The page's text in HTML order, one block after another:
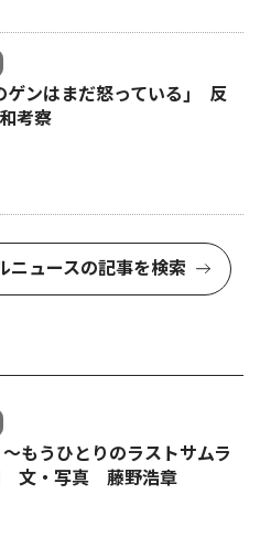
ゲンはまだ怒っている｣ 反
考察
ニュースの記事を検索
もうひとりのラストサムラ
文・写真 藤野浩章